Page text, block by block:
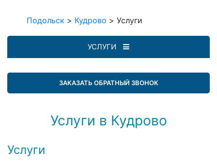
Подольск > Кудрово > Услуги
УСЛУГИ
ЗАКАЗАТЬ ОБРАТНЫЙ ЗВОНОК
Услуги в Кудрово
Услуги